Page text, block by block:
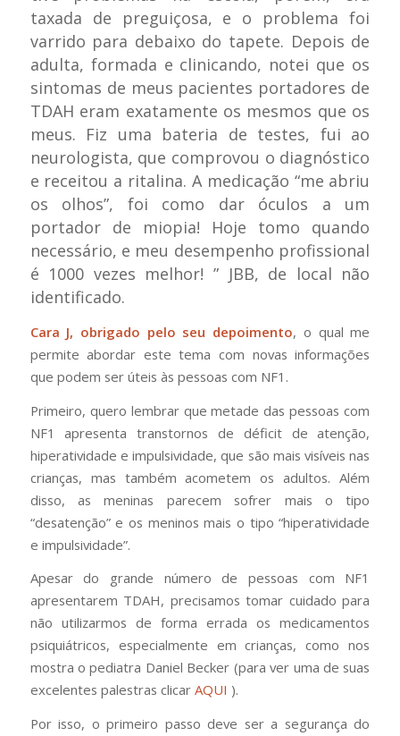
taxada de preguiçosa, e o problema foi
varrido para debaixo do tapete. Depois de
adulta, formada e clinicando, notei que os
sintomas de meus pacientes portadores de
TDAH eram exatamente os mesmos que os
meus. Fiz uma bateria de testes, fui ao
neurologista, que comprovou o diagnóstico
e receitou a ritalina. A medicação “me abriu
os olhos”, foi como dar óculos a um
portador de miopia! Hoje tomo quando
necessário, e meu desempenho profissional
é 1000 vezes melhor! ” JBB, de local não
identificado.
Cara J, obrigado pelo seu depoimento, o qual me
permite abordar este tema com novas informações
que podem ser úteis às pessoas com NF1.
Primeiro, quero lembrar que metade das pessoas com
NF1 apresenta transtornos de déficit de atenção,
hiperatividade e impulsividade, que são mais visíveis nas
crianças, mas também acometem os adultos. Além
disso, as meninas parecem sofrer mais o tipo
“desatenção” e os meninos mais o tipo “hiperatividade
e impulsividade”.
Apesar do grande número de pessoas com NF1
apresentarem TDAH, precisamos tomar cuidado para
não utilizarmos de forma errada os medicamentos
psiquiátricos, especialmente em crianças, como nos
mostra o pediatra Daniel Becker (para ver uma de suas
excelentes palestras clicar AQUI ).
Por isso, o primeiro passo deve ser a segurança do